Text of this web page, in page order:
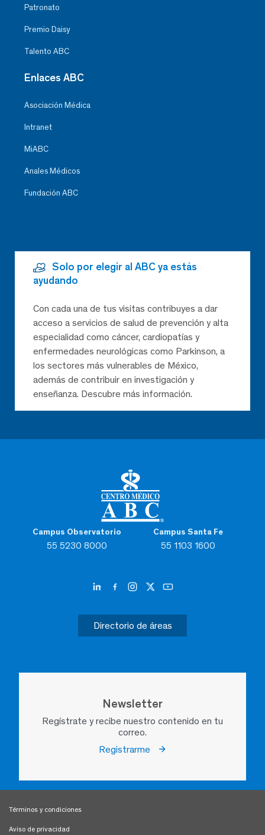
Campus Observatorio
55 5230 8000
Campus Santa Fe
55 1103 1600
Directorio de áreas
Newsletter
Regístrate y recibe nuestro contenido en tu
correo.
Registrarme
Patronato
Premio Daisy
Talento ABC
Enlaces ABC
Asociación Médica
Intranet
MiABC
Anales Médicos
Fundación ABC
Solo por elegir al ABC ya estás
ayudando
Con cada una de tus visitas contribuyes a dar
acceso a servicios de salud de prevención y alta
especialidad como cáncer, cardiopatías y
enfermedades neurológicas como Parkinson, a
los sectores más vulnerables de México,
además de contribuir en investigación y
enseñanza. Descubre más información.
Términos y condiciones
Aviso de privacidad